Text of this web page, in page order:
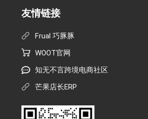
友情链接
Frual 巧豚豚
WOOT官网
知无不言跨境电商社区
芒果店长ERP